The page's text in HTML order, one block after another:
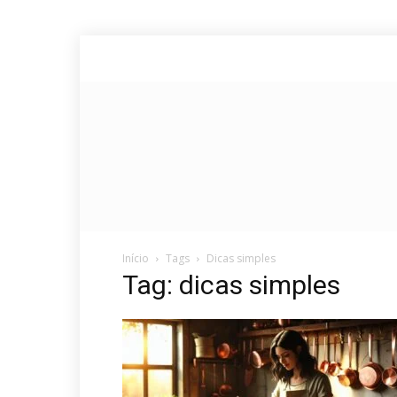
Início Tags Dicas simples
Tag: dicas simples